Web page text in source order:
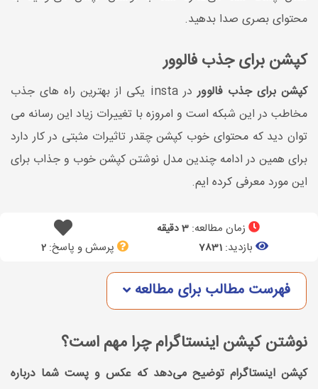
محتوای بصری صدا بدهید.
کپشن برای جذب فالوور
کپشن برای جذب فالوور
در insta یکی از بهترین راه های جذب
مخاطب در این شبکه است و امروزه با تغییرات زیاد این رسانه می
توان دید که محتوای خوب کپشن چقدر تاثیرات مثبتی در کار دارد
برای همین در ادامه چندین مدل نوشتن کپشن خوب و جذاب برای
این مورد معرفی کرده ایم.
زمان مطالعه: 3 دقیقه
بازدید:7831 پرسش و پاسخ: 2
فهرست مطالب برای مطالعه
نوشتن کپشن اینستاگرام چرا مهم است؟
کپشن اینستاگرام توضیح می‌دهد که عکس و پست شما درباره